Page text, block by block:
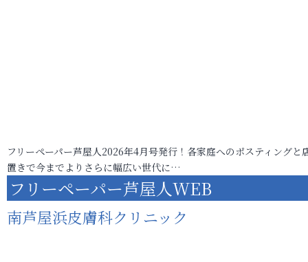
フリーペーパー芦屋人2026年4月号発行！各家庭へのポスティングと
置きで今までよりさらに幅広い世代に…
フリーペーパー芦屋人WEB
南芦屋浜皮膚科クリニック